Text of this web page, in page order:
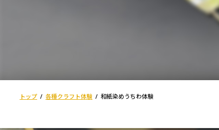
トップ 各種クラフト体験 和紙染めうちわ体験